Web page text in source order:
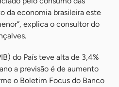
da economia brasileira este
explica o consultor do
do País teve alta de 3,4%
a previsão é de aumento
o Boletim Focus do Banco